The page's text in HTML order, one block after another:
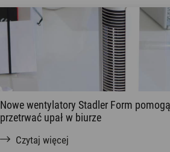
Nowe wentylatory Stadler Form pomogą
przetrwać upał w biurze
Czytaj więcej